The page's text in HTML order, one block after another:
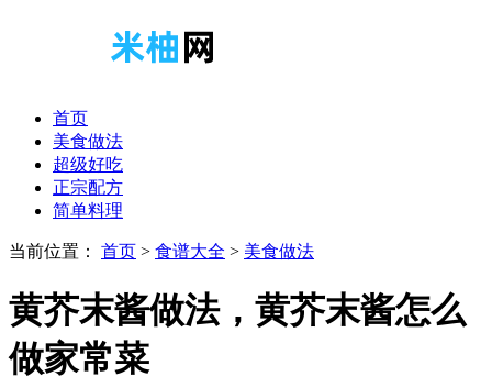
首页
美食做法
超级好吃
正宗配方
简单料理
当前位置： 首页 > 食谱大全 > 美食做法
黄芥末酱做法，黄芥末酱怎么
做家常菜